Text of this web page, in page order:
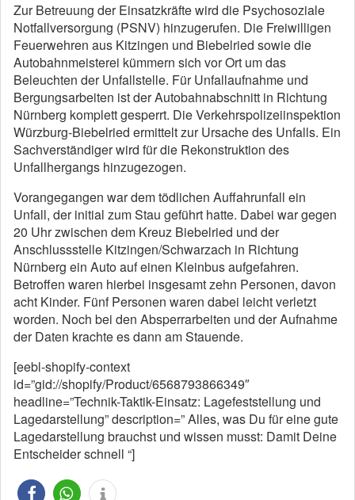
Zur Betreuung der Einsatzkräfte wird die Psychosoziale
Notfallversorgung (PSNV) hinzugerufen. Die Freiwilligen
Feuerwehren aus Kitzingen und Biebelried sowie die
Autobahnmeisterei kümmern sich vor Ort um das
Beleuchten der Unfallstelle. Für Unfallaufnahme und
Bergungsarbeiten ist der Autobahnabschnitt in Richtung
Nürnberg komplett gesperrt. Die Verkehrspolizeiinspektion
Würzburg-Biebelried ermittelt zur Ursache des Unfalls. Ein
Sachverständiger wird für die Rekonstruktion des
Unfallhergangs hinzugezogen.
Vorangegangen war dem tödlichen Auffahrunfall ein
Unfall, der initial zum Stau geführt hatte. Dabei war gegen
20 Uhr zwischen dem Kreuz Biebelried und der
Anschlussstelle Kitzingen/Schwarzach in Richtung
Nürnberg ein Auto auf einen Kleinbus aufgefahren.
Betroffen waren hierbei insgesamt zehn Personen, davon
acht Kinder. Fünf Personen waren dabei leicht verletzt
worden. Noch bei den Absperrarbeiten und der Aufnahme
der Daten krachte es dann am Stauende.
[eebl-shopify-context
id=”gid://shopify/Product/6568793866349″
headline=”Technik-Taktik-Einsatz: Lagefeststellung und
Lagedarstellung” description=” Alles, was Du für eine gute
Lagedarstellung brauchst und wissen musst: Damit Deine
Entscheider schnell “]